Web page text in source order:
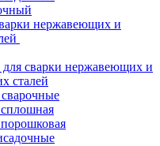
нержавеющих и
сварки нержавеющих и
сталей